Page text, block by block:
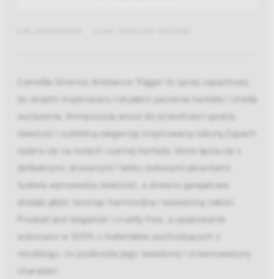
Camellia Sinensis Ambiance Trigger to spray zapachowy
do wnętrz inspirowany rytuałem parzenia herbaty i chwilą
wyciszenia. Kompozycja wnosi do przestrzeni spokój,
świeżość i subtelną elegancję inspirowaną naturą.Zapach
opiera się na nutach czarnej herbaty, które łączą się z
delikatnymi, drzewnymi i lekko ziołowymi akcentami.
Szałwia wprowadza świeżość, a drewno gwajakowe
dodaje głębi, tworząc harmonijną i wyważoną całość.
Produkt jest wegański i cruelty free, a opakowanie
wykonano w 100% z materiałów pochodzących z
recyklingu, co podkreśla jego świadomy i zrównoważony
charakter.